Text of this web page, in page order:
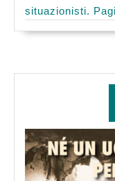
situazionisti.